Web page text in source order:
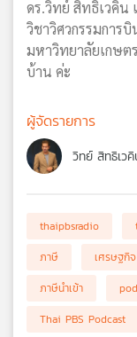
ดร.วิทย์ สิทธิเวคิน
วิชาวิศวกรรมการ
มหาวิทยาลัยเกษต
บ้าน ค่ะ
ผู้จัดรายการ
วิทย์ สิทธิเว
thaipbsradio
ภาษี
เศรษฐกิจ
ภาษีนำเข้า
Thai PBS Podcast